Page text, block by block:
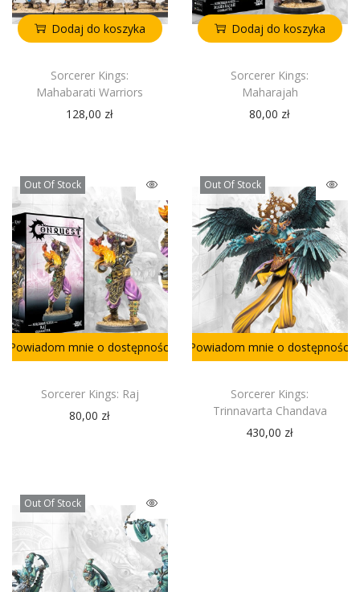
Dodaj do koszyka
Sorcerer Kings:
Mahabarati Warriors
128,00 zł
Dodaj do koszyka
Sorcerer Kings:
Maharajah
80,00 zł
Out Of Stock
Powiadom mnie o dostępności
Sorcerer Kings: Raj
80,00 zł
Out Of Stock
Powiadom mnie o dostępności
Sorcerer Kings:
Trinnavarta Chandava
430,00 zł
Out Of Stock